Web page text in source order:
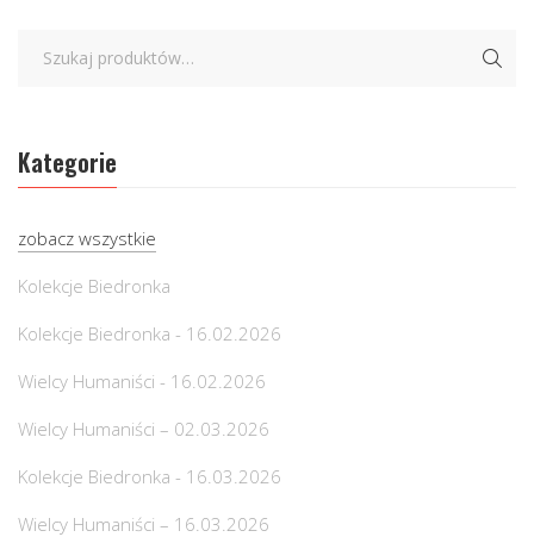
Kategorie
zobacz wszystkie
Kolekcje Biedronka
Kolekcje Biedronka - 16.02.2026
Wielcy Humaniści - 16.02.2026
Wielcy Humaniści – 02.03.2026
Kolekcje Biedronka - 16.03.2026
Wielcy Humaniści – 16.03.2026